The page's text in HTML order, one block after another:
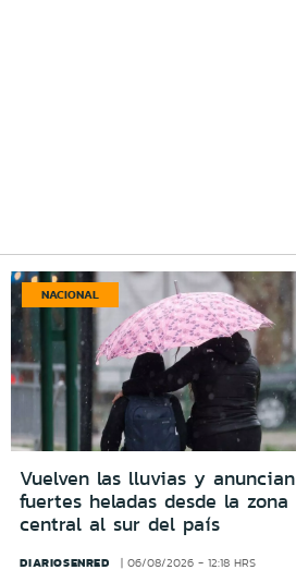
NACIONAL
Vuelven las lluvias y anuncian
fuertes heladas desde la zona
central al sur del país
DIARIOSENRED 06/08/2026 - 12:18 HRS